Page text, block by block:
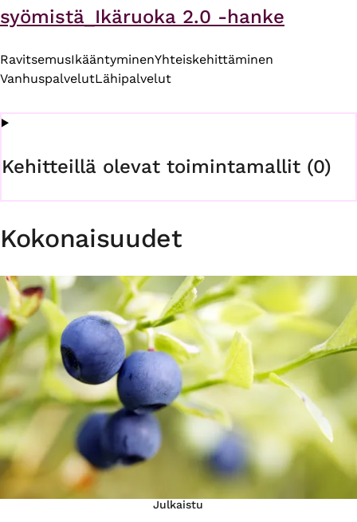
syömistä_Ikäruoka 2.0 -hanke
RavitsemusIkääntyminenYhteiskehittäminen
VanhuspalvelutLähipalvelut
Kehitteillä olevat toimintamallit (0)
Kokonaisuudet
Julkaistu